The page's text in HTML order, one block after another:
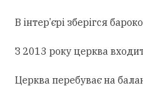
В інтер’єрі зберігся
З 2013 року церква
Церква перебуває на